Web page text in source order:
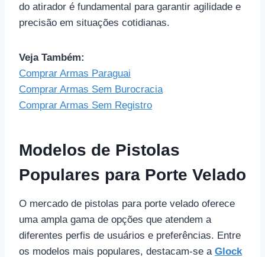
do atirador é fundamental para garantir agilidade e
precisão em situações cotidianas.
Veja Também:
Comprar Armas Paraguai
Comprar Armas Sem Burocracia
Comprar Armas Sem Registro
Modelos de Pistolas
Populares para Porte Velado
O mercado de pistolas para porte velado oferece
uma ampla gama de opções que atendem a
diferentes perfis de usuários e preferências. Entre
os modelos mais populares, destacam-se a Glock